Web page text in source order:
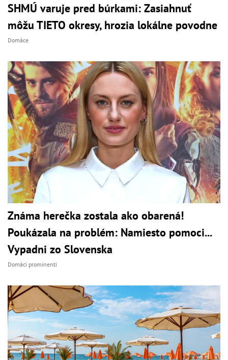
SHMÚ varuje pred búrkami: Zasiahnuť
môžu TIETO okresy, hrozia lokálne povodne
Domáce
Známa herečka zostala ako obarená!
Poukázala na problém: Namiesto pomoci...
Vypadni zo Slovenska
Domáci prominenti